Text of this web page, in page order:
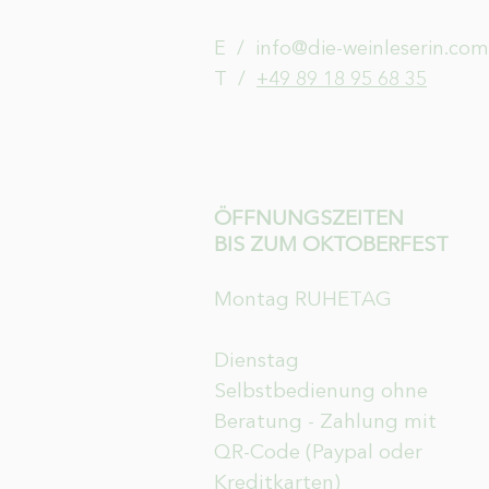
E /
info@die-weinleserin.com
​T / +49 89 18 95 68 35
ÖFFNUNGSZEITEN
BIS ZUM OKTOBERFEST
Montag RUHETAG
Dienstag
Selbstbedienung ohne
Beratung - Zahlung mit
QR-Code (Paypal oder
Kreditkarten)